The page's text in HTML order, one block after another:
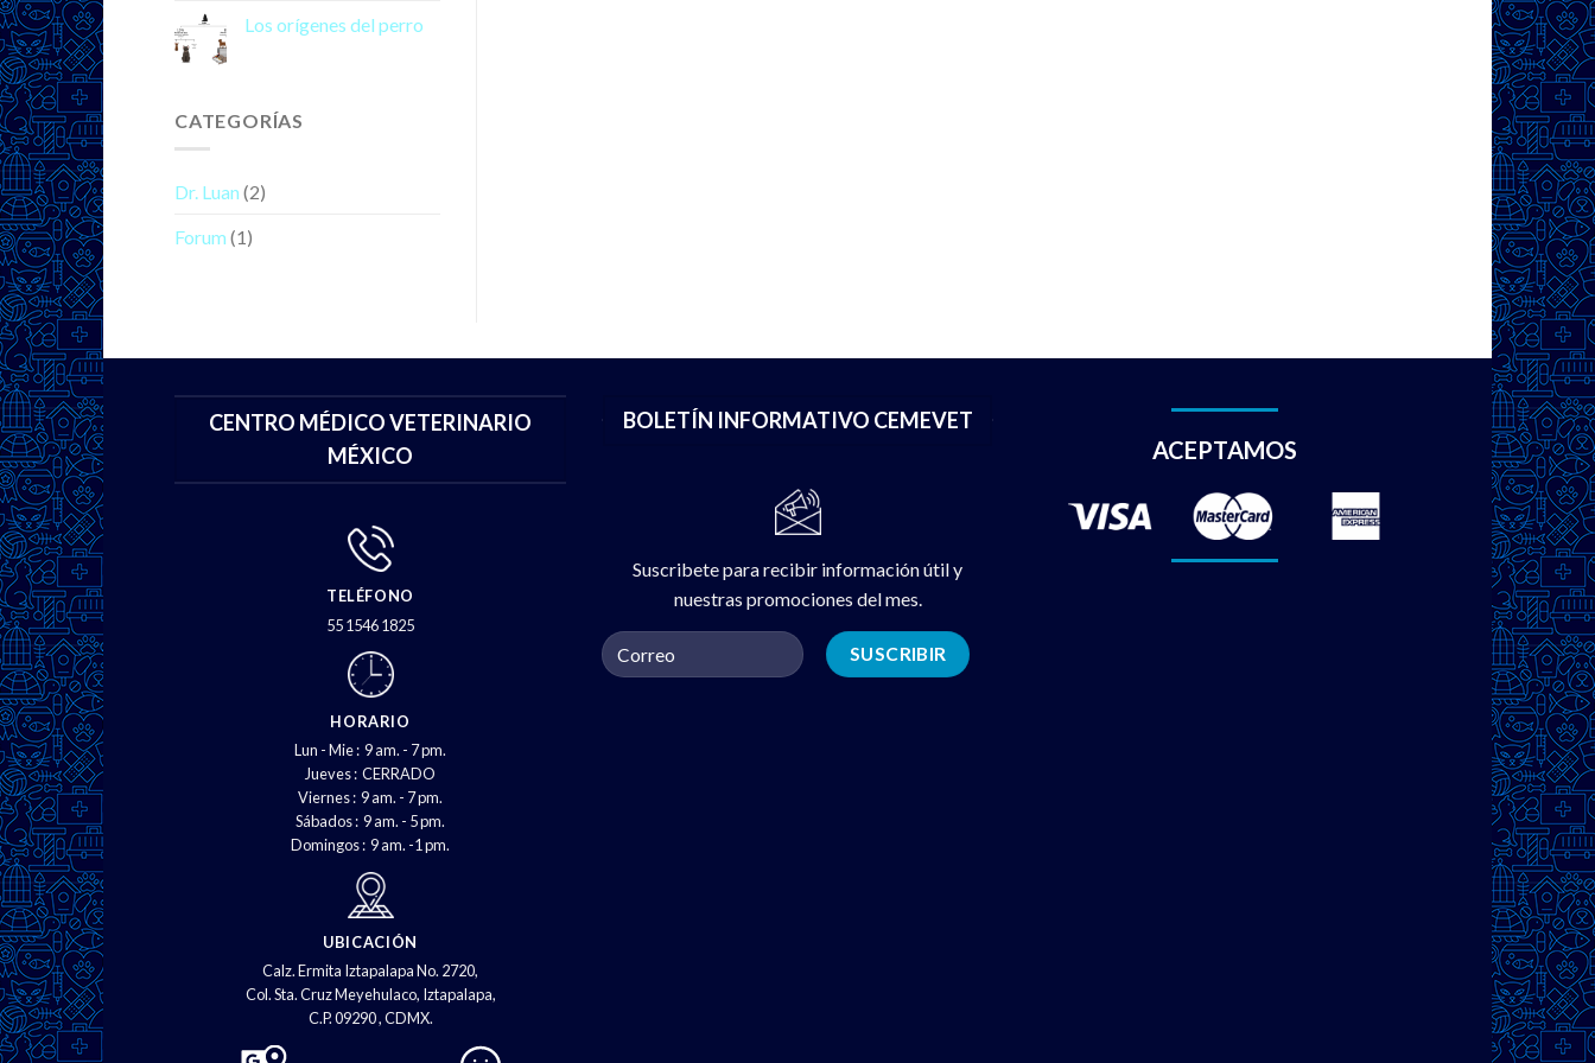
Los orígenes del perro
CATEGORÍAS
Dr. Luan (2)
Forum (1)
CENTRO MÉDICO VETERINARIO
MÉXICO
TELÉFONO
55 1546 1825
HORARIO
Lun - Mie : 9 am. - 7 pm.
Jueves : CERRADO
Viernes : 9 am. - 7 pm.
Sábados : 9 am. - 5 pm.
Domingos : 9 am. -1 pm.
UBICACIÓN
Calz. Ermita Iztapalapa No. 2720,
Col. Sta. Cruz Meyehulaco, Iztapalapa,
C.P. 09290 , CDMX.
BOLETÍN INFORMATIVO CEMEVET
Suscribete para recibir información útil y
nuestras promociones del mes.
ACEPTAMOS